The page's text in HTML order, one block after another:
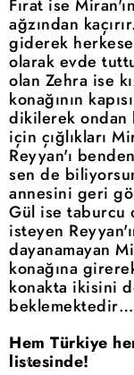
Fırat ise
ağzından
giderek herkese
olarak evde
olan Zehra ise
konağının
dikilerek ondan
için çığlıkları
Reyyan'ı
sen de
annesini geri
Gül ise taburcu
isteyen
dayanamayan
konağına
konakta ikisini
beklemektedir…
Hem Türkiye
listesinde!